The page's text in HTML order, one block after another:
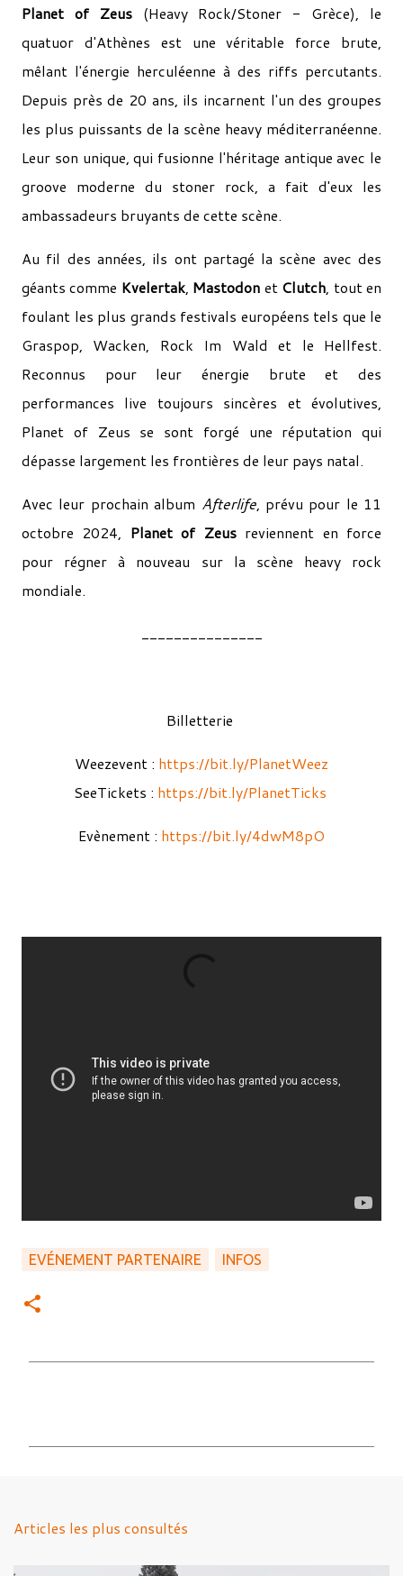
Planet of Zeus (Heavy Rock/Stoner - Grèce), le
quatuor d'Athènes est une véritable force brute,
mêlant l'énergie herculéenne à des riffs percutants.
Depuis près de 20 ans, ils incarnent l'un des groupes
les plus puissants de la scène heavy méditerranéenne.
Leur son unique, qui fusionne l'héritage antique avec le
groove moderne du stoner rock, a fait d'eux les
ambassadeurs bruyants de cette scène.
Au fil des années, ils ont partagé la scène avec des
géants comme Kvelertak, Mastodon et Clutch, tout en
foulant les plus grands festivals européens tels que le
Graspop, Wacken, Rock Im Wald et le Hellfest.
Reconnus pour leur énergie brute et des
performances live toujours sincères et évolutives,
Planet of Zeus se sont forgé une réputation qui
dépasse largement les frontières de leur pays natal.
Avec leur prochain album Afterlife, prévu pour le 11
octobre 2024, Planet of Zeus reviennent en force
pour régner à nouveau sur la scène heavy rock
mondiale.
_______________
Billetterie
Weezevent : https://bit.ly/PlanetWeez
SeeTickets : https://bit.ly/PlanetTicks
Evènement : https://bit.ly/4dwM8pO
EVÉNEMENT PARTENAIRE INFOS
Articles les plus consultés